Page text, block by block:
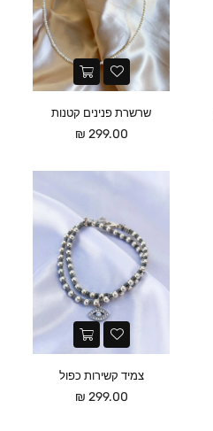
שרשרת פנינים קטנות
מחיר
299.00 ₪
צמיד קשירות כפול
מחיר
299.00 ₪